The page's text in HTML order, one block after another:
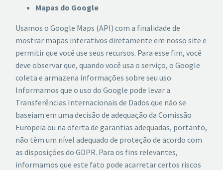
Mapas do Google
Usamos o Google Maps (API) com a finalidade de
mostrar mapas interativos diretamente em nosso site e
permitir que você use seus recursos. Para esse fim, você
deve observar que, quando você usa o serviço, o Google
coleta e armazena informações sobre seu uso.
Informamos que o uso do Google pode levar a
Transferências Internacionais de Dados que não se
baseiam em uma decisão de adequação da Comissão
Europeia ou na oferta de garantias adequadas, portanto,
não têm um nível adequado de proteção de acordo com
as disposições do GDPR. Para os fins relevantes,
informamos que este fato pode acarretar certos riscos